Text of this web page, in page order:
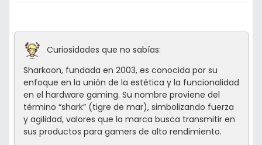
Curiosidades que no sabías:
Sharkoon, fundada en 2003, es conocida por su
enfoque en la unión de la estética y la funcionalidad
en el hardware gaming. Su nombre proviene del
término “shark” (tigre de mar), simbolizando fuerza
y agilidad, valores que la marca busca transmitir en
sus productos para gamers de alto rendimiento.